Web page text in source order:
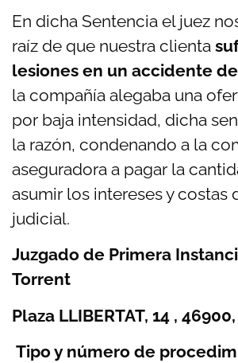
En dicha Sentencia el juez
raíz de que nuestra clienta
lesiones en un accidente
la compañía alegaba una
por baja intensidad, dicha
la razón, condenando a la
aseguradora a pagar la
asumir los intereses y costas
judicial.
Juzgado de Primera
Torrent
Plaza LLIBERTAT, 14 ,
Tipo y número de